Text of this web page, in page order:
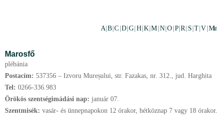
A| B |C D |G H |K |M N |O P|R S |T |V
Marosfő
plébánia
Postacím: 537356 – Izvoru Mureșului, str. Fazakas, nr. 312., jud. Harghita
Tel: 0266-336.983
Örökös szentségimádási nap: január 07.
Szentmisék: vasár- és ünnepnapokon 12 órakor, hétköznap 7 vagy 18 órakor.